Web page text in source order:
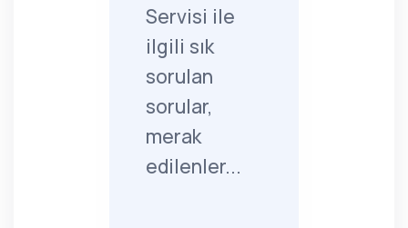
Servisi ile
ilgili sık
sorulan
sorular,
merak
edilenler...